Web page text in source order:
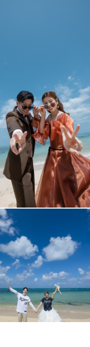
影
での撮影
ウエディング
3万円以下のプラン